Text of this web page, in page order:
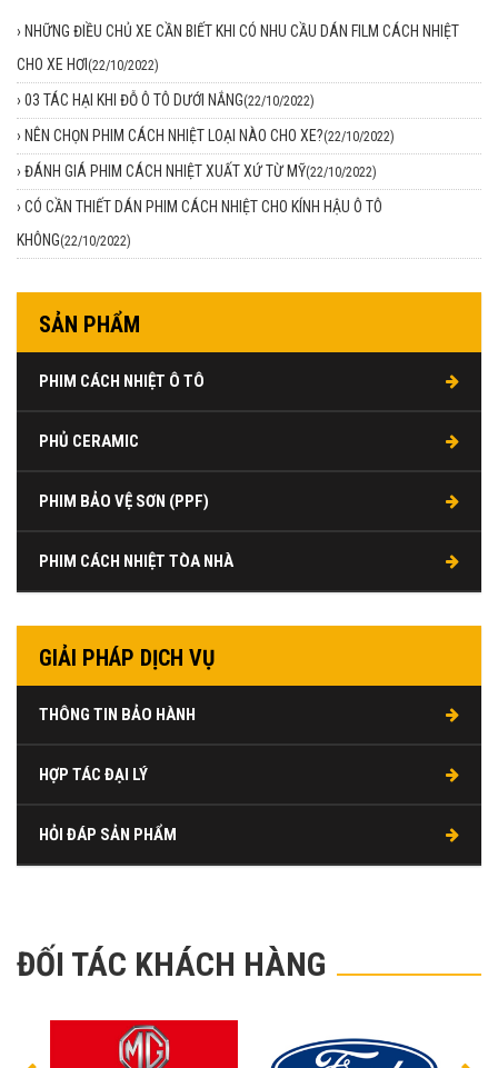
› NHỮNG ĐIỀU CHỦ XE CẦN BIẾT KHI CÓ NHU CẦU DÁN FILM CÁCH NHIỆT
CHO XE HƠI (22/10/2022)
› 03 TÁC HẠI KHI ĐỖ Ô TÔ DƯỚI NẮNG(22/10/2022)
› NÊN CHỌN PHIM CÁCH NHIỆT LOẠI NÀO CHO XE?(22/10/2022)
› ĐÁNH GIÁ PHIM CÁCH NHIỆT XUẤT XỨ TỪ MỸ(22/10/2022)
› CÓ CẦN THIẾT DÁN PHIM CÁCH NHIỆT CHO KÍNH HẬU Ô TÔ
KHÔNG(22/10/2022)
SẢN PHẨM
PHIM CÁCH NHIỆT Ô TÔ
PHỦ CERAMIC
PHIM BẢO VỆ SƠN (PPF)
PHIM CÁCH NHIỆT TÒA NHÀ
GIẢI PHÁP DỊCH VỤ
THÔNG TIN BẢO HÀNH
HỢP TÁC ĐẠI LÝ
HỎI ĐÁP SẢN PHẨM
ĐỐI TÁC KHÁCH HÀNG